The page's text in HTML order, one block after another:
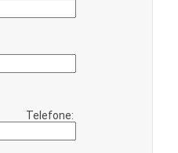
Telefone: